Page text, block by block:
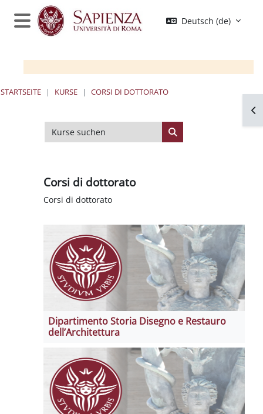
Zum Hauptinhalt
Website-Übersicht
Deutsch ‎(de)‎
STARTSEITE KURSE CORSI DI DOTTORATO
Kurse suchen
Kurse suchen
Corsi di dottorato
Corsi di dottorato
Dipartimento Storia Disegno e Restauro
dell’Architettura